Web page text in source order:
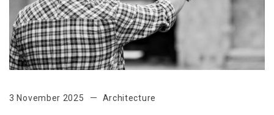
3 November 2025 Architecture